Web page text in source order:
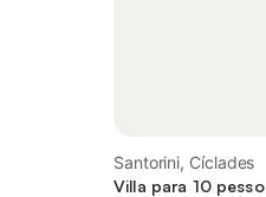
Santorini, Cíclades
Villa para 10